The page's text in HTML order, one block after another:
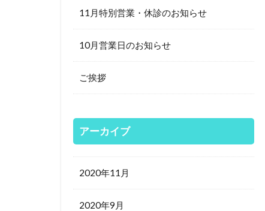
11月特別営業・休診のお知らせ
10月営業日のお知らせ
ご挨拶
アーカイブ
2020年11月
2020年9月